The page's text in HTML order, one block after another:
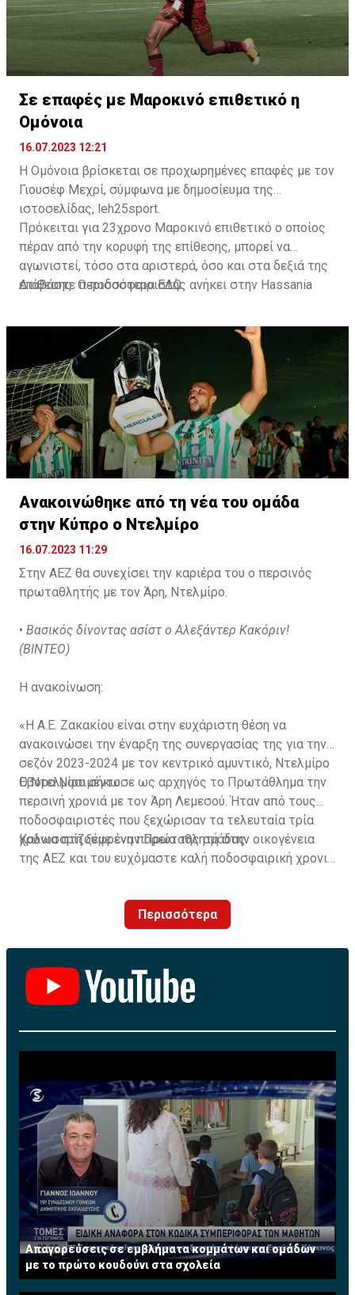
Σε επαφές με Μαροκινό επιθετικό η
Ομόνοια
16.07.2023 12:21
Η Ομόνοια βρίσκεται σε προχωρημένες επαφές με τον
Γιουσέφ Μεχρί, σύμφωνα με δημοσίευμα της
ιστοσελίδας, leh25sport.
Πρόκειται για 23χρονο Μαροκινό επιθετικό ο οποίος
πέραν από την κορυφή της επίθεσης, μπορεί να
αγωνιστεί, τόσο στα αριστερά, όσο και στα δεξιά της
επίθεσης. Ο ποδοσφαιριστής ανήκει στην Hassania
2026.
Διαβάστε περισσότεραΕΔΩ.
Ανακοινώθηκε από τη νέα του ομάδα
στην Κύπρο ο Ντελμίρο
16.07.2023 11:29
Στην ΑΕΖ θα συνεχίσει την καριέρα του ο περσινός
πρωταθλητής με τον Άρη, Ντελμίρο.
• Βασικός δίνοντας ασίστ ο Αλεξάντερ Κακόριν!
(ΒΙΝΤΕΟ)
Η ανακοίνωση:
«Η Α.Ε. Ζακακίου είναι στην ευχάριστη θέση να
ανακοινώσει την έναρξη της συνεργασίας της για την
σεζόν 2023-2024 με τον κεντρικό αμυντικό, Ντελμίρο
Έβορα Νασιμέντο.
Ο Ντελμίρο σήκωσε ως αρχηγός το Πρωτάθλημα την
περσινή χρονιά με τον Άρη Λεμεσού. Ήταν από τους
ποδοσφαιριστές που ξεχώρισαν τα τελευταία τρία
χρόνια στη ξέφρενη πορεία της ομάδας.
Καλωσορίζουμε έναν Πρωταθλητή στην οικογένεια
της ΑΕΖ και του ευχόμαστε καλή ποδοσφαιρική χρονιά
Περισσότερα
Απαγορεύσεις σε εμβλήματα κομμάτων και ομάδων
με το πρώτο κουδούνι στα σχολεία